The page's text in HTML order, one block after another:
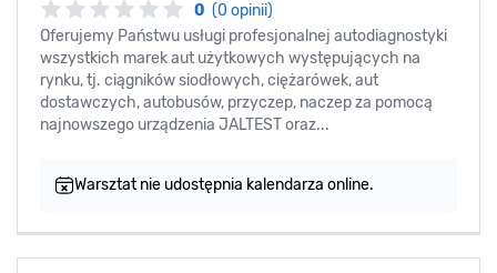
0 (0 opinii)
Oferujemy Państwu usługi profesjonalnej autodiagnostyki
wszystkich marek aut użytkowych występujących na
rynku, tj. ciągników siodłowych, ciężarówek, aut
dostawczych, autobusów, przyczep, naczep za pomocą
najnowszego urządzenia JALTEST oraz...
Warsztat nie udostępnia kalendarza online.